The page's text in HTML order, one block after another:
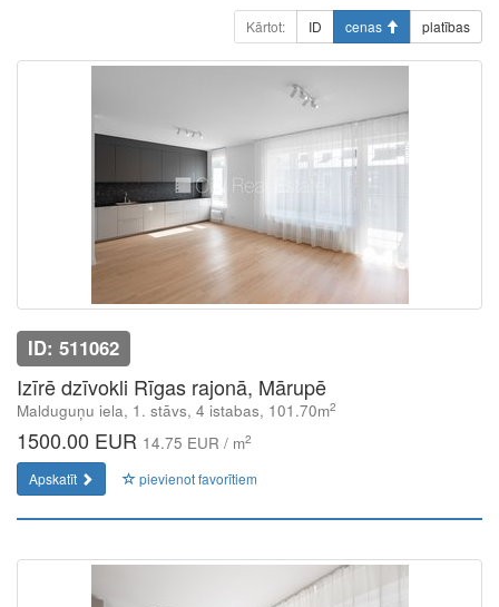
Kārtot: ID cenas platības
ID: 511062
Izīrē dzīvokli Rīgas rajonā, Mārupē
Malduguņu iela, 1. stāvs, 4 istabas, 101.70m2
1500.00 EUR 14.75 EUR / m2
Apskatīt pievienot favorītiem